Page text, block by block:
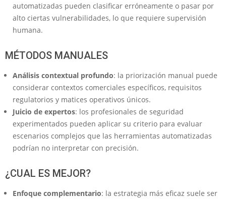
automatizadas pueden clasificar erróneamente o pasar por
alto ciertas vulnerabilidades, lo que requiere supervisión
humana.
MÉTODOS MANUALES
Análisis contextual profundo: la priorización manual puede
considerar contextos comerciales específicos, requisitos
regulatorios y matices operativos únicos.
Juicio de expertos: los profesionales de seguridad
experimentados pueden aplicar su criterio para evaluar
escenarios complejos que las herramientas automatizadas
podrían no interpretar con precisión.
¿CUAL ES MEJOR?
Enfoque complementario: la estrategia más eficaz suele ser